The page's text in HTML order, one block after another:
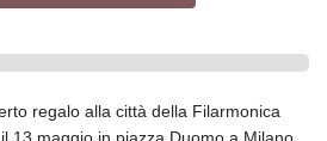
regalo alla città della Filarmonica